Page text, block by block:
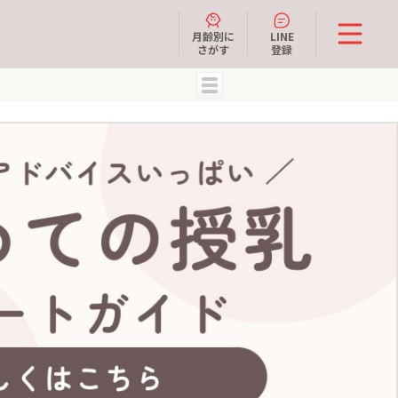
月齢別に
さがす
LINE
登録